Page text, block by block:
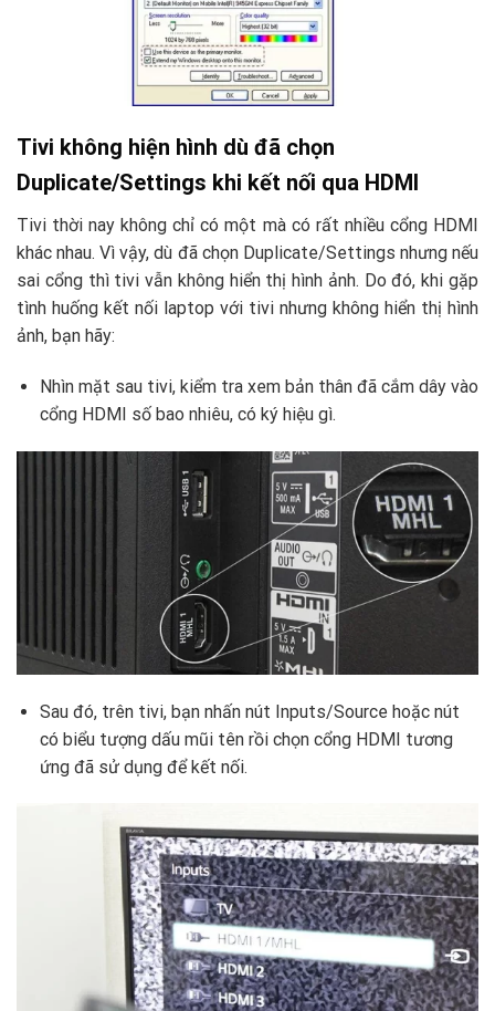
Tivi không hiện hình dù đã chọn
Duplicate/Settings khi kết nối qua HDMI
Tivi thời nay không chỉ có một mà có rất nhiều cổng HDMI
khác nhau. Vì vậy, dù đã chọn Duplicate/Settings nhưng nếu
sai cổng thì tivi vẫn không hiển thị hình ảnh. Do đó, khi gặp
tình huống kết nối laptop với tivi nhưng không hiển thị hình
ảnh, bạn hãy:
Nhìn mặt sau tivi, kiểm tra xem bản thân đã cắm dây vào
cổng HDMI số bao nhiêu, có ký hiệu gì.
Sau đó, trên tivi, bạn nhấn nút Inputs/Source hoặc nút
có biểu tượng dấu mũi tên rồi chọn cổng HDMI tương
ứng đã sử dụng để kết nối.